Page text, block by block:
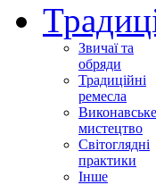
Звичаї та
обряди
Традиційні
ремесла
Виконавське
мистецтво
Світоглядні
практики
Інше